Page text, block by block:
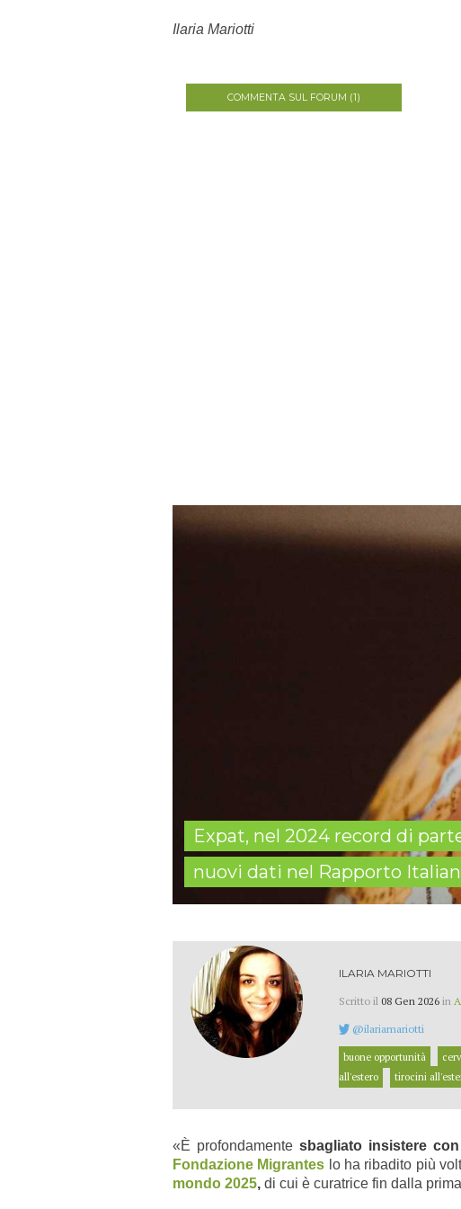
Ilaria Mariotti
COMMENTA SUL FORUM (1)
Expat, nel 2024 record di
nuovi dati nel Rapporto
ILARIA MARIOTTI
Scritto il 08 Gen 2026 in
@ilariamariotti
buone opportunità
all'estero
tirocini
«È profondamente sbagliato insistere
Fondazione Migrantes lo ha ribadito più
mondo 2025, di cui è curatrice fin dalla